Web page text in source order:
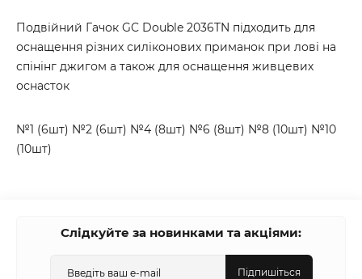
Подвійний Гачок GC Double 2036TN підходить для
оснащення різних силіконових приманок при лові на
спінінг джигом а також для оснащення живцевих
оснасток
№1 (6шт) №2 (6шт) №4 (8шт) №6 (8шт) №8 (10шт) №10
(10шт)
Слідкуйте за новинками та акціями:
Підпишіться